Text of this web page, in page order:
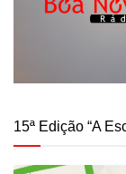
15ª Edição “A